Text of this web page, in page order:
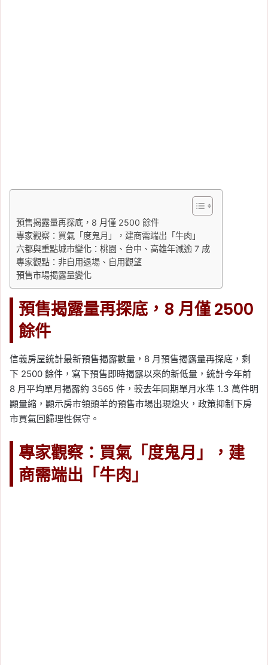
預售揭露量再探底，8 月僅 2500 餘件
專家觀察：買氣「度鬼月」，建商需端出「牛肉」
六都與重點城市變化：桃園、台中、高雄年減逾 7 成
專家觀點：非自用退場、自用觀望
預售市場揭露量變化
預售揭露量再探底，8 月僅 2500
餘件
信義房屋統計最新預售揭露數量，8 月預售揭露量再探底，剩
下 2500 餘件，寫下預售即時揭露以來的新低量，統計今年前
8 月平均單月揭露約 3565 件，較去年同期單月水準 1.3 萬件明
顯量縮，顯示房市領頭羊的預售市場出現熄火，政策抑制下房
市買氣回歸理性保守。
專家觀察：買氣「度鬼月」，建
商需端出「牛肉」